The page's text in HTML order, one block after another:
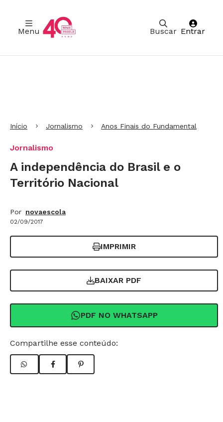
Buscar
Menu Entrar
Início Jornalismo Anos Finais do Fundamental
Jornalismo
A independência do Brasil e o
Território Nacional
Por novaescola
02/09/2017
IMPRIMIR
BAIXAR PDF
PDF NO WHATSAPP
Compartilhe esse conteúdo: